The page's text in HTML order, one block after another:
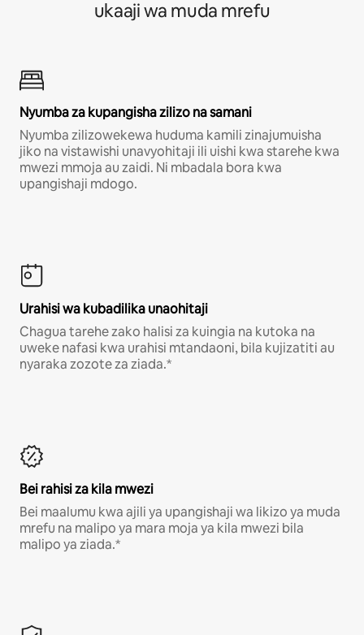
ukaaji wa muda mrefu
Nyumba za kupangisha zilizo na samani
Nyumba zilizowekewa huduma kamili zinajumuisha
jiko na vistawishi unavyohitaji ili uishi kwa starehe kwa
mwezi mmoja au zaidi. Ni mbadala bora kwa
upangishaji mdogo.
Urahisi wa kubadilika unaohitaji
Chagua tarehe zako halisi za kuingia na kutoka na
uweke nafasi kwa urahisi mtandaoni, bila kujizatiti au
nyaraka zozote za ziada.*
Bei rahisi za kila mwezi
Bei maalumu kwa ajili ya upangishaji wa likizo ya muda
mrefu na malipo ya mara moja ya kila mwezi bila
malipo ya ziada.*